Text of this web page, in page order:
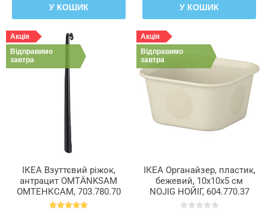
У КОШИК У КОШИК
Акція
Відправимо
завтра
ІКЕА Взуттєвий ріжок,
антрацит OMTÄNKSAM
ОМТЕНКСАМ, 703.780.70
Акція
Відправимо
завтра
ІКЕА Органайзер, пластик,
бежевий, 10x10x5 см
NOJIG НОЙІГ, 604.770.37